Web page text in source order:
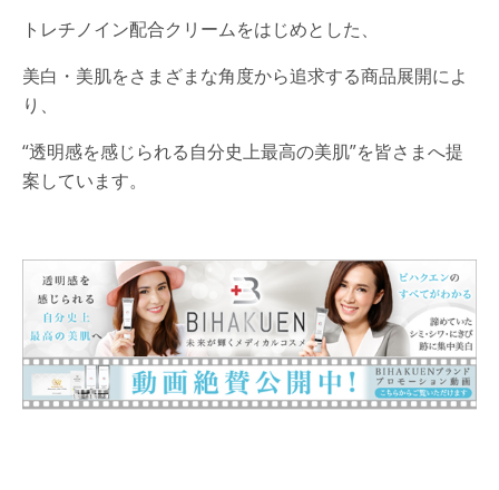
トレチノイン配合クリームをはじめとした、
美白・美肌をさまざまな角度から追求する商品展開によ
り、
“透明感を感じられる自分史上最高の美肌”を皆さまへ提
案しています。